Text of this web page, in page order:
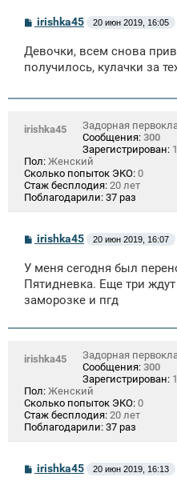
С
б
щ
и
irishka45 20 июн 2019, 16:05
Девочки, всем снова
получилось, кулачки за
irishka45
Задорная
Сообщения: 300
Зарегистрирован:
Пол: Женский
Сколько попыток ЭКО: 0
Стаж бесплодия: 20 лет
Поблагодарили: 37 раз
С
б
щ
н
е
irishka45 20 июн 2019, 16:07
У меня сегодня был
Пятидневка. Еще три
заморозке и пгд
irishka45
Задорная
Сообщения: 300
Зарегистрирован:
Пол: Женский
Сколько попыток ЭКО: 0
Стаж бесплодия: 20 лет
Поблагодарили: 37 раз
Сirishka45 20 июн 2019, 16:13